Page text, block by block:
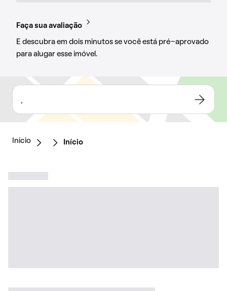
Faça sua avaliação
E descubra em dois minutos se você está pré-aprovado
para alugar esse imóvel.
,
Início Início